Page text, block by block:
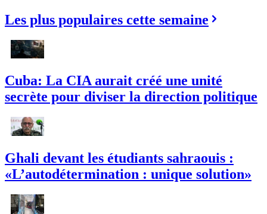
Les plus populaires cette semaine
Cuba: La CIA aurait créé une unité
secrète pour diviser la direction politique
Ghali devant les étudiants sahraouis :
«L’autodétermination : unique solution»